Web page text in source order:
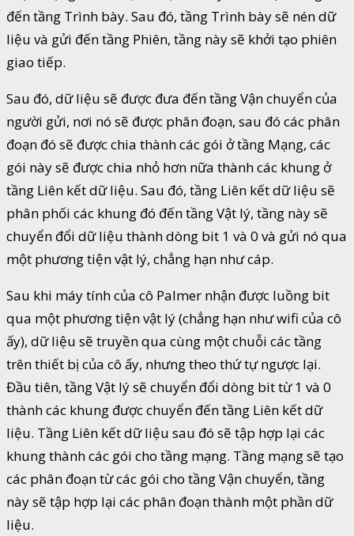
đến tầng Trình bày. Sau đó, tầng Trình bày sẽ nén dữ
liệu và gửi đến tầng Phiên, tầng này sẽ khởi tạo phiên
giao tiếp.
Sau đó, dữ liệu sẽ được đưa đến tầng Vận chuyển của
người gửi, nơi nó sẽ được phân đoạn, sau đó các phân
đoạn đó sẽ được chia thành các gói ở tầng Mạng, các
gói này sẽ được chia nhỏ hơn nữa thành các khung ở
tầng Liên kết dữ liệu. Sau đó, tầng Liên kết dữ liệu sẽ
phân phối các khung đó đến tầng Vật lý, tầng này sẽ
chuyển đổi dữ liệu thành dòng bit 1 và 0 và gửi nó qua
một phương tiện vật lý, chẳng hạn như cáp.
Sau khi máy tính của cô Palmer nhận được luồng bit
qua một phương tiện vật lý (chẳng hạn như wifi của cô
ấy), dữ liệu sẽ truyền qua cùng một chuỗi các tầng
trên thiết bị của cô ấy, nhưng theo thứ tự ngược lại.
Đầu tiên, tầng Vật lý sẽ chuyển đổi dòng bit từ 1 và 0
thành các khung được chuyển đến tầng Liên kết dữ
liệu. Tầng Liên kết dữ liệu sau đó sẽ tập hợp lại các
khung thành các gói cho tầng mạng. Tầng mạng sẽ tạo
các phân đoạn từ các gói cho tầng Vận chuyển, tầng
này sẽ tập hợp lại các phân đoạn thành một phần dữ
liệu.